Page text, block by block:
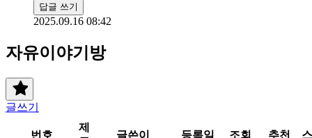
답글 쓰기
2025.09.16 08:42
자유이야기방
글쓰기
번호
제
글쓴이 등록일 조회 추천